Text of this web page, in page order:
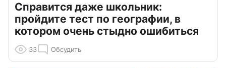
Справится даже школьник:
пройдите тест по географии, в
котором очень стыдно ошибиться
33 Обсудить